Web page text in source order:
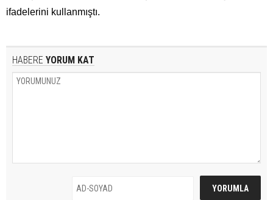
ifadelerini kullanmıştı.
HABERE YORUM KAT